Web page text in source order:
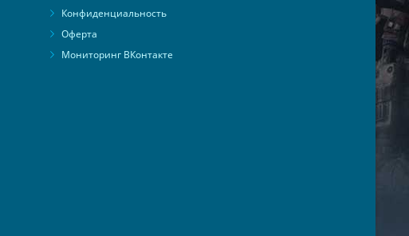
Конфиденциальность
Оферта
Мониторинг ВКонтакте